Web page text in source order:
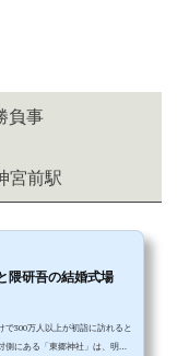
負事
宮前駅
隈研吾の結婚式場
300万人以上が初詣に訪れると
にある「東郷神社」は、明治